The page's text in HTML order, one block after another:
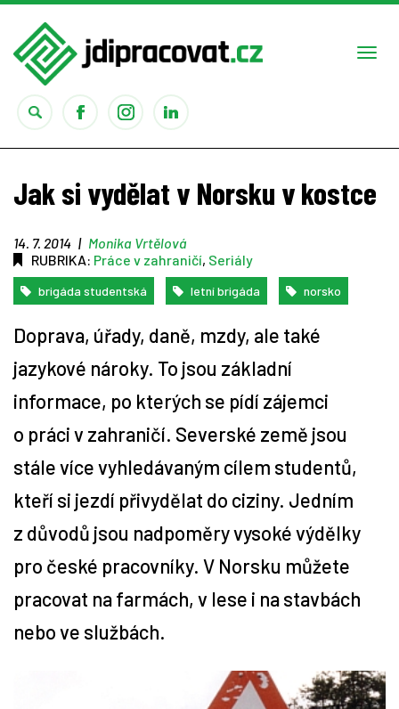
Studium
Rady
Seriály
Tipy
Časopis
Soutěže
Jak si vydělat v Norsku v kostce
14. 7. 2014 | Monika Vrtělová
RUBRIKA: Práce v zahraničí, Seriály
brigáda studentská letní brigáda norsko
Doprava, úřady, daně, mzdy, ale také
jazykové nároky. To jsou základní
informace, po kterých se pídí zájemci
o práci v zahraničí. Severské země jsou
stále více vyhledávaným cílem studentů,
kteří si jezdí přivydělat do ciziny. Jedním
z důvodů jsou nadpoměry vysoké výdělky
pro české pracovníky. V Norsku můžete
pracovat na farmách, v lese i na stavbách
nebo ve službách.